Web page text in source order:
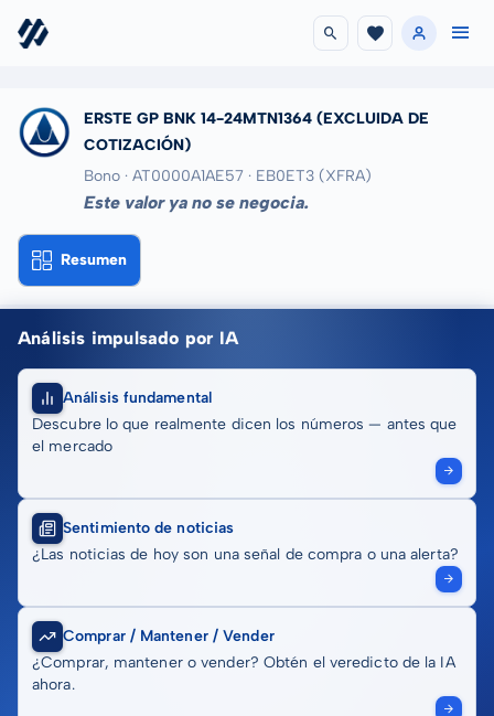
ERSTE GP BNK 14-24MTN1364 (EXCLUIDA DE
COTIZACIÓN)
Bono · AT0000A1AE57 · EB0ET3 (XFRA)
Este valor ya no se negocia.
Resumen
Análisis impulsado por IA
Análisis fundamental
Descubre lo que realmente dicen los números — antes que
el mercado
Sentimiento de noticias
¿Las noticias de hoy son una señal de compra o una alerta?
Comprar / Mantener / Vender
¿Comprar, mantener o vender? Obtén el veredicto de la IA
ahora.